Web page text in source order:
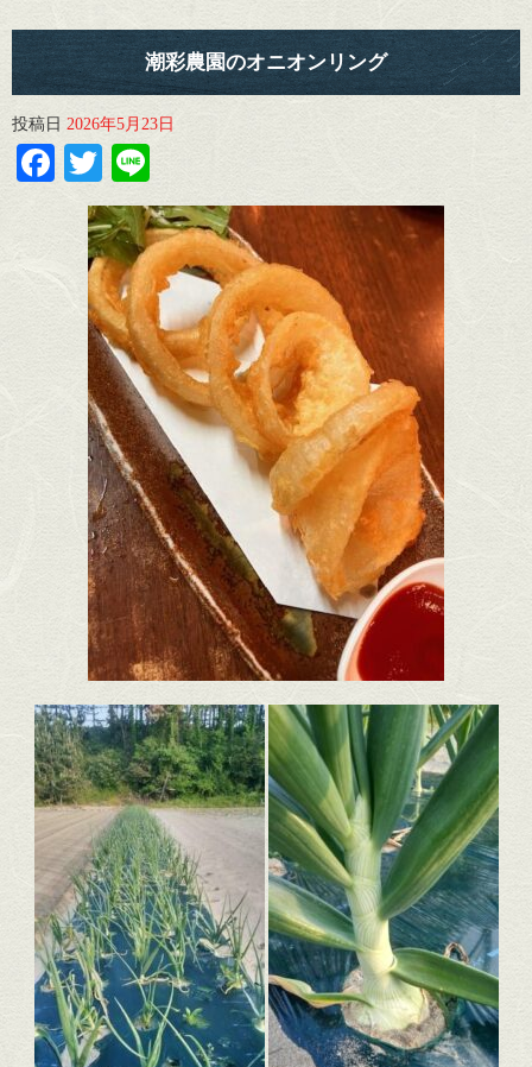
潮彩農園のオニオンリング
投稿日 2026年5月23日
Facebook
Twitter